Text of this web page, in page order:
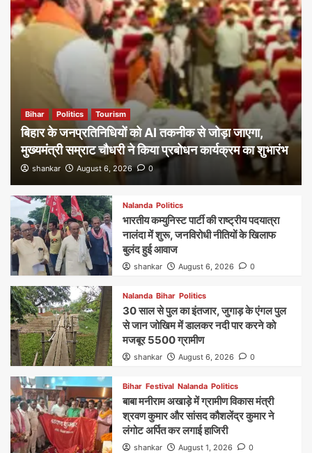
Bihar Politics Tourism
बिहार के जनप्रतिनिधियों को AI तकनीक से जोड़ा जाएगा,
मुख्यमंत्री सम्राट चौधरी ने किया प्रबोधन कार्यक्रम का शुभारंभ
shankar August 6, 2026 0
Nalanda Politics
भारतीय कम्युनिस्ट पार्टी की राष्ट्रीय पदयात्रा
नालंदा में शुरू, जनविरोधी नीतियों के खिलाफ
बुलंद हुई आवाज
shankar August 6, 2026 0
Nalanda Bihar Politics
30 साल से पुल का इंतजार, जुगाड़ के एंगल पुल
से जान जोखिम में डालकर नदी पार करने को
मजबूर 5500 ग्रामीण
shankar August 6, 2026 0
Bihar Festival Nalanda Politics
बाबा मनीराम अखाड़े में ग्रामीण विकास मंत्री
श्रवण कुमार और सांसद कौशलेंद्र कुमार ने
लंगोट अर्पित कर लगाई हाजिरी
shankar August 1, 2026 0